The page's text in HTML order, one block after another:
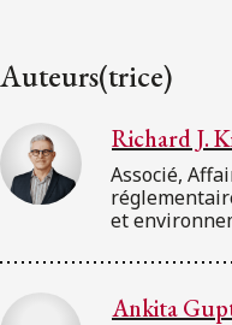
Auteurs(trice)
Richard J.
Associé,
et
Ankita